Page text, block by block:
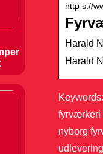
http s://
Harald
Harald
fyrværkeri
nyborg